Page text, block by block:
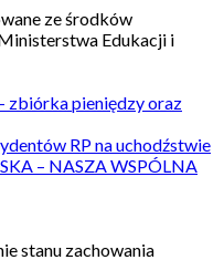
ze środków
Edukacji i
zbiórka pieniędzy oraz
RP na uchodźstwie
– NASZA WSPÓLNA
stanu zachowania